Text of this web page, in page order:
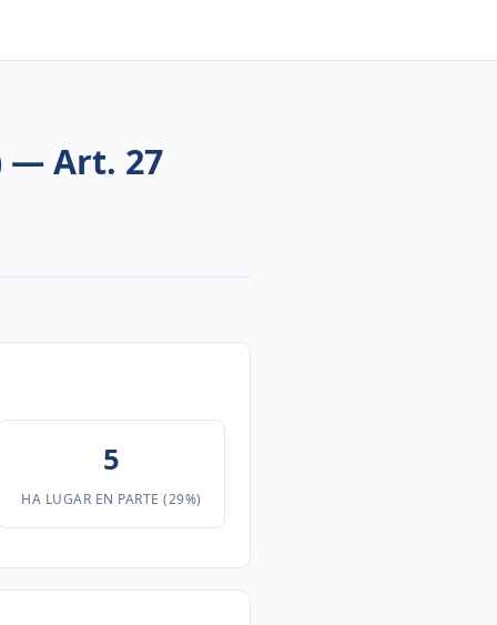
— Art. 27
5
HA LUGAR EN PARTE (29%)